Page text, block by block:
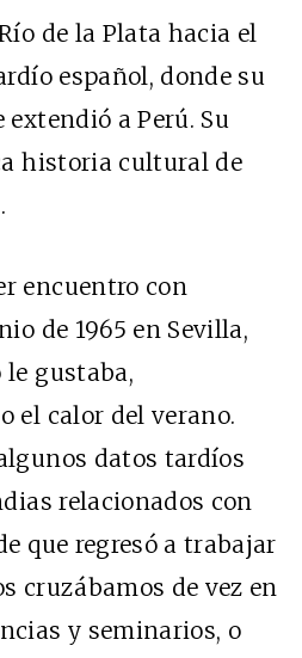
de la Plata hacia el
español, donde su
a Perú. Su
historia cultural de
encuentro con
de 1965 en Sevilla,
le gustaba,
el calor del verano.
datos tardíos
relacionados con
que regresó a trabajar
cruzábamos de vez en
y seminarios, o